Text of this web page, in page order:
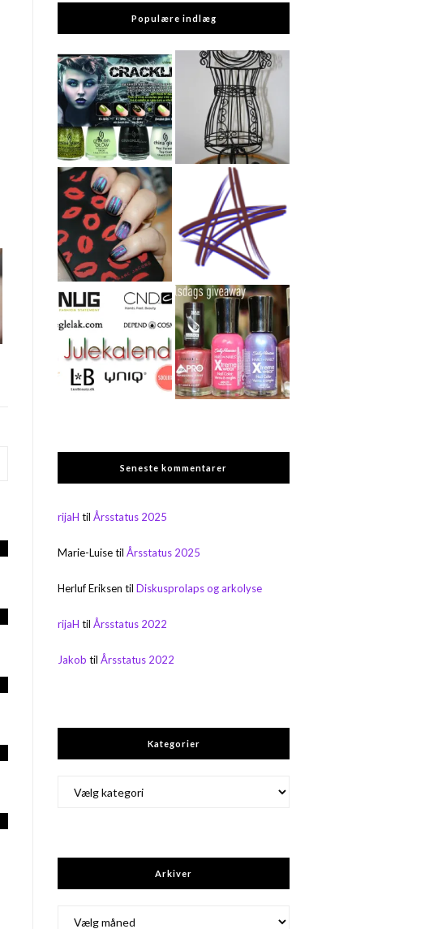
Populære indlæg
Seneste kommentarer
rijaH tilÅrsstatus 2025
Marie-LuisetilÅrsstatus 2025
Herluf Eriksen tilDiskusprolaps og arkolyse
rijaH tilÅrsstatus 2022
Jakob tilÅrsstatus 2022
Kategorier
Arkiver